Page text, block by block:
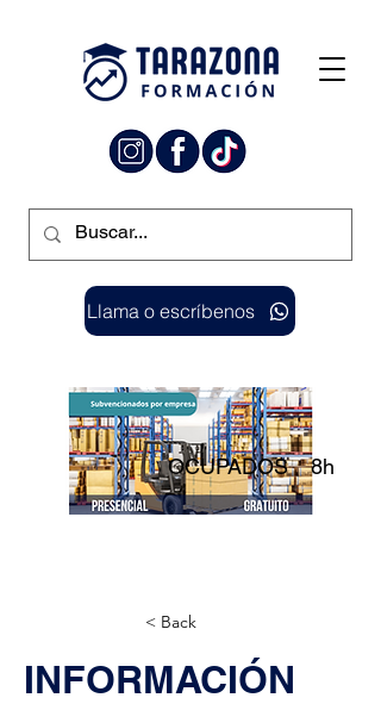
Llama o escríbenos
OCUPADOS 8h
< Back
INFORMACIÓN